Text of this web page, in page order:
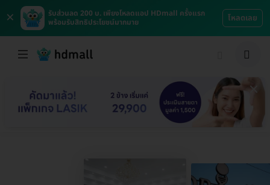
×
รับส่วนลด 200 บ. เพียงโหลดแอป HDmall ครั้งแรก
พร้อมรับสิทธิประโยชน์มากมาย
โหลดเลย